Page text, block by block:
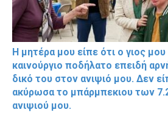
Η μητέρα μου είπε ότι ο γιος μου
καινούργιο ποδήλατο επειδή
δικό του στον ανιψιό μου. Δεν
ακύρωσα το μπάρμπεκιου των
ανιψιού μου.